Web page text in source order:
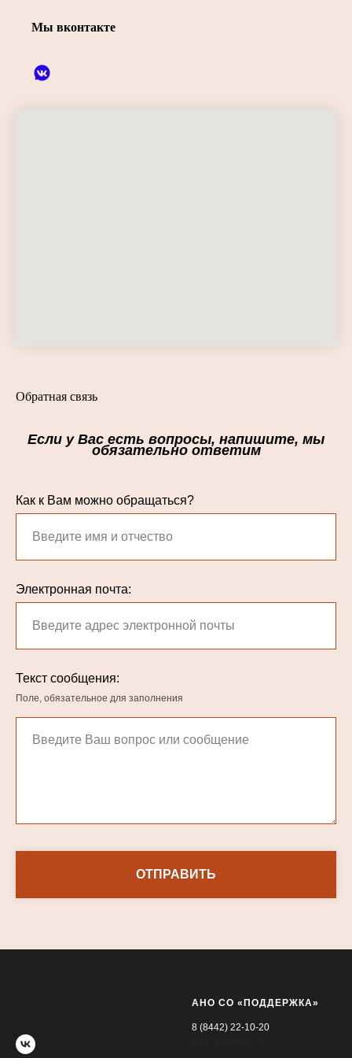
Мы вконтакте
Обратная связь
Если у Вас есть вопросы, напишите, мы
обязательно ответим
Как к Вам можно обращаться?
Электронная почта:
Текст сообщения:
Поле, обязательное для заполнения
ОТПРАВИТЬ
АНО СО «ПОДДЕРЖКА»
8 (8442) 22-10-20